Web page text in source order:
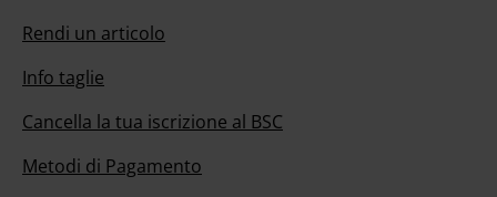
Rendi un articolo
Info taglie
Cancella la tua iscrizione al BSC
Metodi di Pagamento